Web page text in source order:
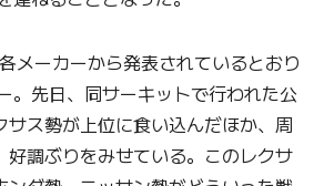
メーカーから発表されているとおり
。先日、同サーキットで行われた公
サス勢が上位に食い込んだほか、周
好調ぶりをみせている。このレクサ